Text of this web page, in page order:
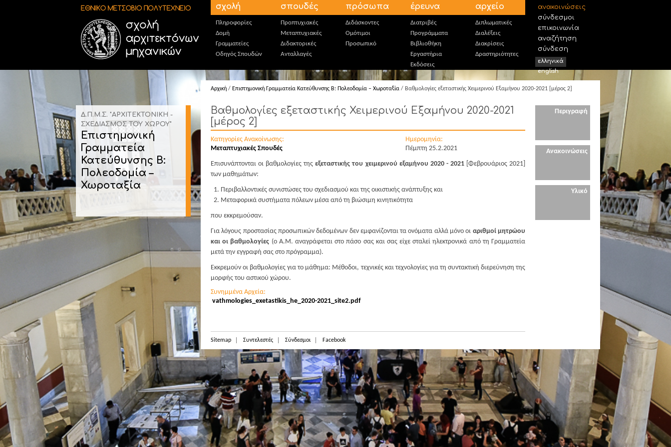
Παράκαμψη προς το κυρίως περιεχόμενο σχολή
Πληροφορίες
Δομή
Γραμματείες
Οδηγός Σπουδών
σπουδές
Προπτυχιακές
Μεταπτυχιακές
Διδακτορικές
Ανταλλαγές
πρόσωπα
Διδάσκοντες
Ομότιμοι
Προσωπικό
έρευνα
Διατριβές
Προγράμματα
Βιβλιοθήκη
Εργαστήρια
Εκδόσεις
αρχείο
Διπλωματικές
Διαλέξεις
Διακρίσεις
Δραστηριότητες
ανακοινώσεις
σύνδεσμοι
επικοινωνία
αναζήτηση
σύνδεση
ελληνικά
english
Δ.Π.Μ.Σ. "ΑΡΧΙΤΕΚΤΟΝΙΚΗ -
ΣΧΕΔΙΑΣΜΟΣ ΤΟΥ ΧΩΡΟΥ"
Επιστημονική
Γραμματεία
Κατεύθυνσης B:
Πολεοδομία –
Χωροταξία
Αρχική / Επιστημονική Γραμματεία Κατεύθυνσης B: Πολεοδομία – Χωροταξία / Βαθμολογίες εξεταστικής Χειμερινού Εξαμήνου 2020-2021 [μέρος 2]
Βαθμολογίες εξεταστικής Χειμερινού Εξαμήνου 2020-2021
[μέρος 2]
Κατηγορίες Ανακοίνωσης:
Μεταπτυχιακές Σπουδές
Ημερομηνία:
Πέμπτη 25.2.2021
Επισυνάπτονται οι βαθμολογίες της εξεταστικής του χειμερινού εξαμήνου 2020 - 2021[Φεβρουάριος 2021]
των μαθημάτων:
Περιβαλλοντικές συνιστώσες του σχεδιασμού και της οικιστικής ανάπτυξης και
Μεταφορικά συστήματα πόλεων μέσα από τη βιώσιμη κινητικότητα
που εκκρεμούσαν.
Για λόγους προστασίας προσωπικών δεδομένων δεν εμφανίζονται τα ονόματα αλλά μόνο οι αριθμοί μητρώου
και οι βαθμολογίες (ο Α.Μ. αναγράφεται στο πάσο σας και σας είχε σταλεί ηλεκτρονικά από τη Γραμματεία
μετά την εγγραφή σας στο πρόγραμμα).
Εκκρεμούν οι βαθμολογίες για το μάθημα: Μέθοδοι, τεχνικές και τεχνολογίες για τη συντακτική διερεύνηση της
μορφής του αστικού χώρου.
Συνημμένα Αρχεία:
vathmologies_exetastikis_he_2020-2021_site2.pdf
Sitemap Συντελεστές Σύνδεσμοι Facebook
Περιγραφή
Ανακοινώσεις
Υλικό